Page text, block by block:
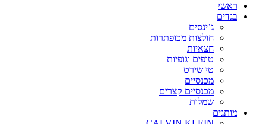
ראשי
בגדים
ג’ינסים
חולצות מכופתרות
חצאיות
טופים וגופיות
טי שירט
מכנסיים
מכנסיים קצרים
שמלות
מותגים